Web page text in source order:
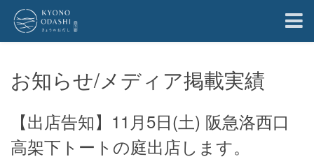
お知らせ/メディア掲載実績
【出店告知】11月5日(土) 阪急洛西口
高架下トートの庭出店します。